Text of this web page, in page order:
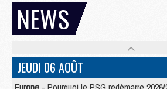
NEWS
JEUDI 06 AOÛT